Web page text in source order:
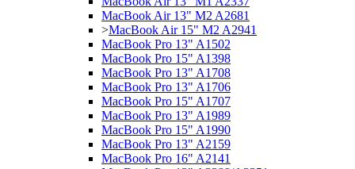
MacBook Air 13" M2 A2681
>MacBook Air 15" M2 A2941
MacBook Pro 13" A1502
MacBook Pro 15" A1398
MacBook Pro 13" A1708
MacBook Pro 13" A1706
MacBook Pro 15" A1707
MacBook Pro 13" A1989
MacBook Pro 15" A1990
MacBook Pro 13" A2159
MacBook Pro 16" A2141